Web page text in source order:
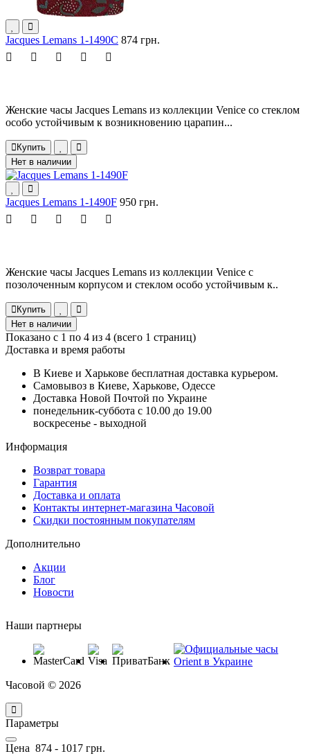
Jacques Lemans 1-1490C 874 грн.
Женские часы Jacques Lemans из коллекции Venice со стеклом
особо устойчивым к возникновению царапин...
Купить
Нет в наличии
Jacques Lemans 1-1490F 950 грн.
Женские часы Jacques Lemans из коллекции Venice с
позолоченным корпусом и стеклом особо устойчивым к..
Купить
Нет в наличии
Показано с 1 по 4 из 4 (всего 1 страниц)
Доставка и время работы
В Киеве и Харькове бесплатная доставка курьером.
Самовывоз в Киеве, Харькове, Одессе
Доставка Новой Почтой по Украине
понедельник-суббота с 10.00 до 19.00
воскресенье - выходной
Информация
Возврат товара
Гарантия
Доставка и оплата
Контакты интернет-магазина Часовой
Скидки постоянным покупателям
Дополнительно
Акции
Блог
Новости
Наши партнеры
Часовой © 2026
Параметры
Цена 874 - 1017 грн.